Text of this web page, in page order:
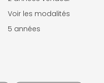
Voir les modalités
5 années